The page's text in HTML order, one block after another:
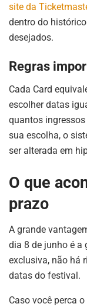
site da
dentro do
desejados.
Regras
Cada Card
escolher datas
quantos
sua escolha, o
ser alterada em
O que
prazo
A grande
dia 8 de junho é a
exclusiva, não há
datas do festival.
Caso você perca